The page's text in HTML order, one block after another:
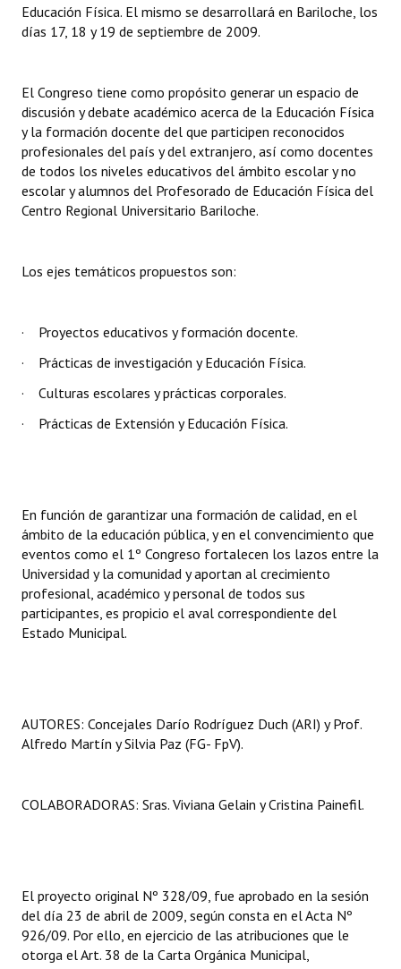
Educación Física. El mismo se desarrollará en Bariloche, los
días 17, 18 y 19 de septiembre de 2009.
El Congreso tiene como propósito generar un espacio de
discusión y debate académico acerca de la Educación Física
y la formación docente del que participen reconocidos
profesionales del país y del extranjero, así como docentes
de todos los niveles educativos del ámbito escolar y no
escolar y alumnos del Profesorado de Educación Física del
Centro Regional Universitario Bariloche.
Los ejes temáticos propuestos son:
· Proyectos educativos y formación docente.
· Prácticas de investigación y Educación Física.
· Culturas escolares y prácticas corporales.
· Prácticas de Extensión y Educación Física.
En función de garantizar una formación de calidad, en el
ámbito de la educación pública, y en el convencimiento que
eventos como el 1º Congreso fortalecen los lazos entre la
Universidad y la comunidad y aportan al crecimiento
profesional, académico y personal de todos sus
participantes, es propicio el aval correspondiente del
Estado Municipal.
AUTORES: Concejales Darío Rodríguez Duch (ARI) y Prof.
Alfredo Martín y Silvia Paz (FG- FpV).
COLABORADORAS: Sras. Viviana Gelain y Cristina Painefil.
El proyecto original Nº 328/09, fue aprobado en la sesión
del día 23 de abril de 2009, según consta en el Acta Nº
926/09. Por ello, en ejercicio de las atribuciones que le
otorga el Art. 38 de la Carta Orgánica Municipal,